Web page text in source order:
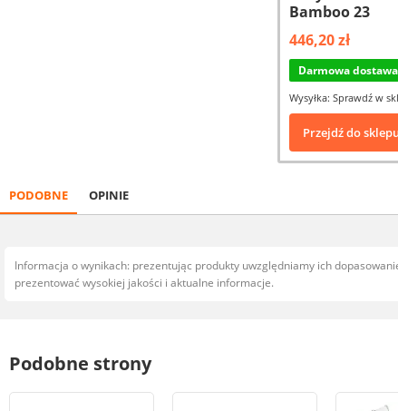
Bamboo 23
446,20 zł
Darmowa dostawa
Wysyłka: Sprawdź w
Przejdź do
PODOBNE OPINIE
Informacja o wynikach: prezentując produkty uwzględniamy ich
prezentować wysokiej jakości i aktualne informacje.
Podobne strony